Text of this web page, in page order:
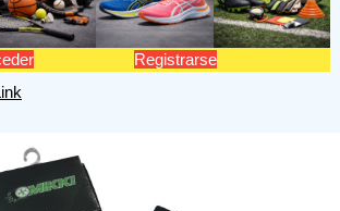
Registrarse